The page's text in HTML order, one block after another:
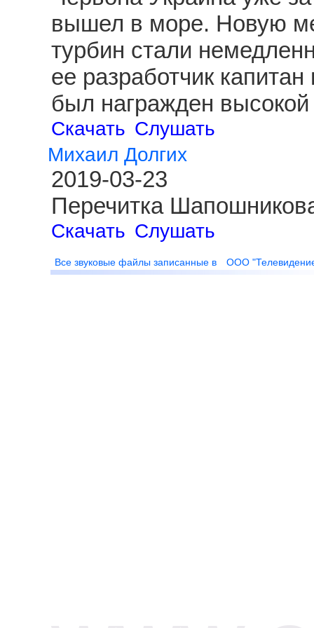
вышел в море. Новую
турбин стали
ее разработчик
был награжден
Скачать Слушать
Михаил Долгих
2019-03-23
Перечитка
Скачать Слушать
Все звуковые файлы записанные в ООО